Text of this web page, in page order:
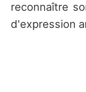
reconnaître
d'expression